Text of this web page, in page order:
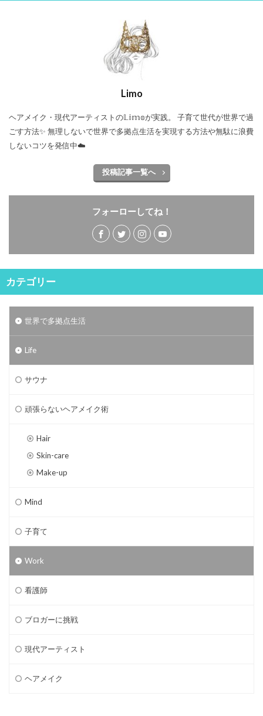
Limo
ヘアメイク・現代アーティストの𝕃𝕚𝕞𝕠が実践。 子育て世代が世界で過
ごす方法✨ 無理しないで世界で多拠点生活を実現する方法や無駄に浪費
しないコツを発信中☁️
投稿記事一覧へ
フォーローしてね！
カテゴリー
世界で多拠点生活
Life
サウナ
頑張らないヘアメイク術
Hair
Skin-care
Make-up
Mind
子育て
Work
看護師
ブロガーに挑戦
現代アーティスト
ヘアメイク